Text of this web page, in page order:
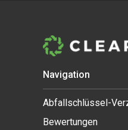
Navigation
Abfallschlüssel-
Bewertungen